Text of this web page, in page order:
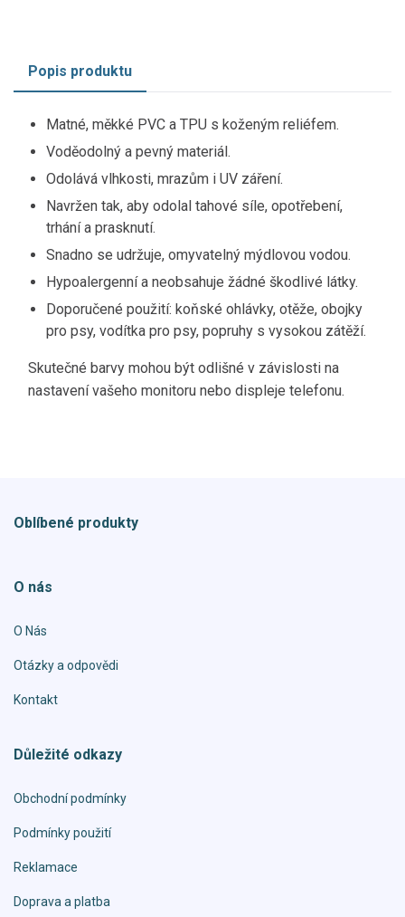
Popis produktu
Matné, měkké PVC a TPU s koženým reliéfem.
Voděodolný a pevný materiál.
Odolává vlhkosti, mrazům i UV záření.
Navržen tak, aby odolal tahové síle, opotřebení,
trhání a prasknutí.
Snadno se udržuje, omyvatelný mýdlovou vodou.
Hypoalergenní a neobsahuje žádné škodlivé látky.
Doporučené použití: koňské ohlávky, otěže, obojky
pro psy, vodítka pro psy, popruhy s vysokou zátěží.
Skutečné barvy mohou být odlišné v závislosti na
nastavení vašeho monitoru nebo displeje telefonu.
Oblíbené produkty
O nás
O Nás
Otázky a odpovědi
Kontakt
Důležité odkazy
Obchodní podmínky
Podmínky použití
Reklamace
Doprava a platba